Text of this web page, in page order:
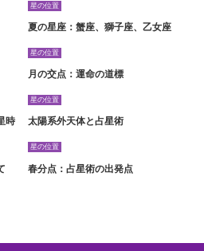
星の位置
夏の星座：蟹座、獅子座、乙女座
星の位置
月の交点：運命の道標
時
星の位置
太陽系外天体と占星術
星の位置
春分点：占星術の出発点